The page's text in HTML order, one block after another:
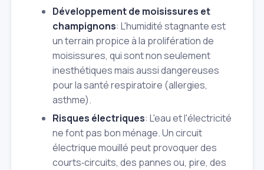
Développement de moisissures et
champignons: L'humidité stagnante est
un terrain propice à la prolifération de
moisissures, qui sont non seulement
inesthétiques mais aussi dangereuses
pour la santé respiratoire (allergies,
asthme).
Risques électriques: L'eau et l'électricité
ne font pas bon ménage. Un circuit
électrique mouillé peut provoquer des
courts‑circuits, des pannes ou, pire, des